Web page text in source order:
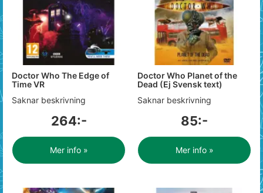
Doctor Who The Edge of
Time VR
Saknar beskrivning
264:-
Mer info »
Doctor Who Planet of the
Dead (Ej Svensk text)
Saknar beskrivning
85:-
Mer info »